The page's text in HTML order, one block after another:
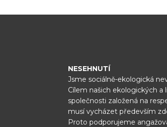
NESEHNUTÍ
Jsme sociálně-ekologická
Cílem našich ekologických a
společnosti založená na
musí vycházet především
Proto podporujeme